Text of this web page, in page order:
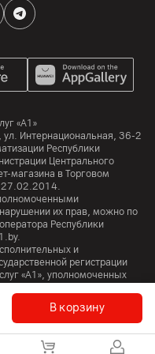
В корзину
встроенной памяти:
«А1»
, ул. Интернациональная, 36-2
Республики
Центрального
магазина в Торговом
27.02.2014.
их прав, можно по
Республики
и
регистрации
«А1», уполномоченных
Все права защищены.
A1 Macedonia A1 Slovenia